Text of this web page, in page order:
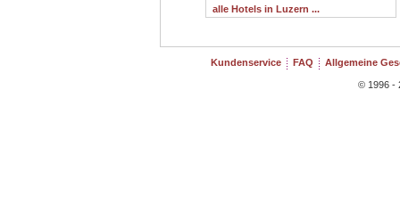
alle Hotels in Luzern ...
Kundenservice FAQ Allgemeine
© 1996 -